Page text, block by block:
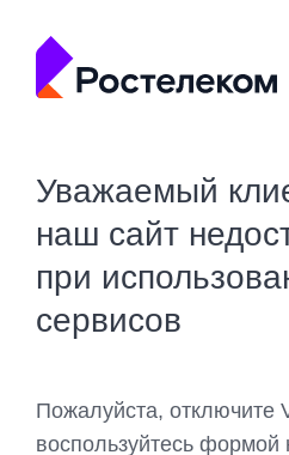
Уважаемый
наш сайт
при
сервисов
Пожалуйста, отключите
воспользуйтесь